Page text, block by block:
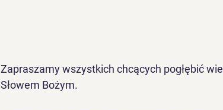
Zapraszamy wszystkich chcących pogłębić
Słowem Bożym.